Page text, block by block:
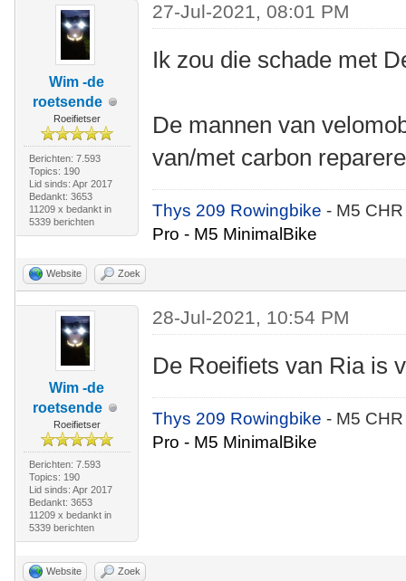
Wim -de
roetsende
Roeifietser
Berichten: 7.593
Topics: 190
Lid sinds: Apr 2017
Bedankt: 3653
11209 x bedankt in
5339 berichten
27-Jul-2021, 08:01 PM
Ik zou die schade met
De mannen van
van/met carbon
Thys 209 Rowingbike- M5
Pro - M5 MinimalBike
Website Zoek
Wim -de
roetsende
Roeifietser
Berichten: 7.593
Topics: 190
Lid sinds: Apr 2017
Bedankt: 3653
11209 x bedankt in
5339 berichten
28-Jul-2021, 10:54 PM
De Roeifiets van Ria is
Thys 209 Rowingbike- M5
Pro - M5 MinimalBike
Website Zoek